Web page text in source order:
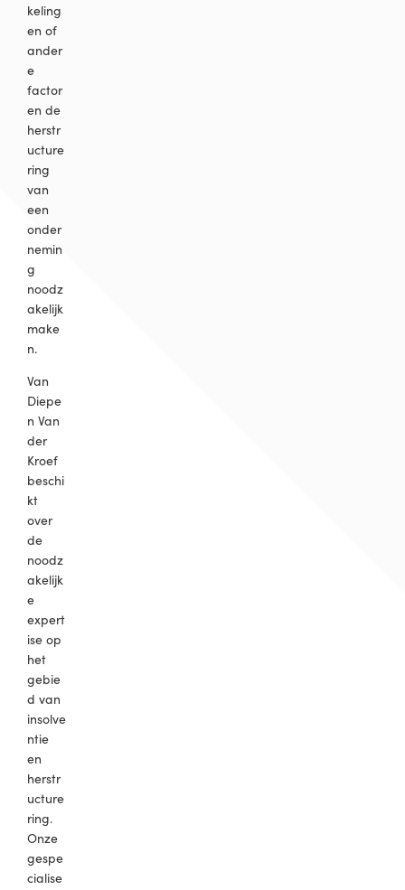
keling
en of
ander
e
factor
en de
herstr
ucture
ring
van
een
onder
nemin
g
noodz
akelijk
make
n.
Van
Diepe
n Van
der
Kroef
beschi
kt
over
de
noodz
akelijk
e
expert
ise op
het
gebie
d van
insolve
ntie
en
herstr
ucture
ring.
Onze
gespe
cialise